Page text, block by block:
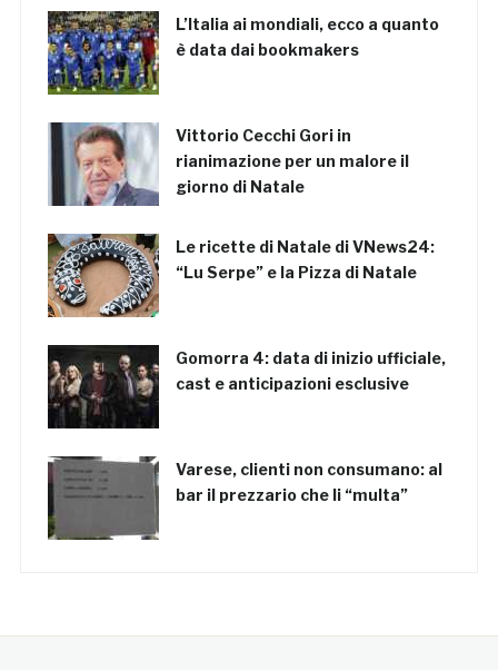
L’Italia ai mondiali, ecco a quanto
è data dai bookmakers
Vittorio Cecchi Gori in
rianimazione per un malore il
giorno di Natale
Le ricette di Natale di VNews24:
“Lu Serpe” e la Pizza di Natale
Gomorra 4: data di inizio ufficiale,
cast e anticipazioni esclusive
Varese, clienti non consumano: al
bar il prezzario che li “multa”